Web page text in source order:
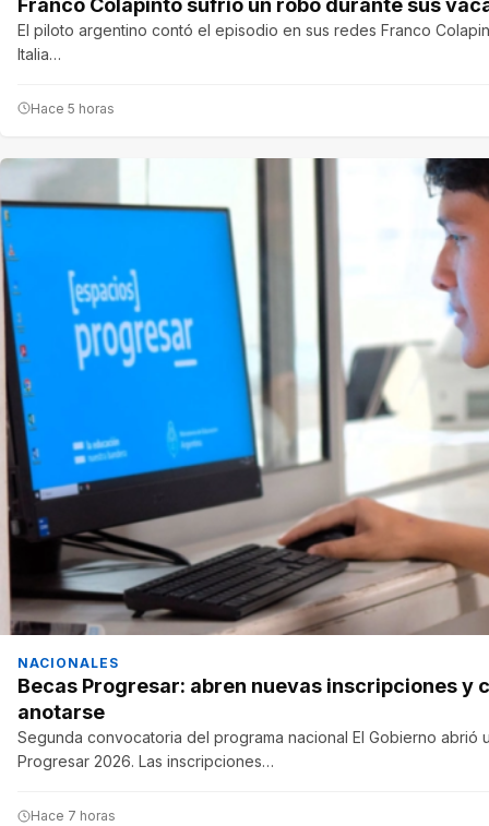
El piloto argentino contó el episodio en sus redes Franco
Italia…
Hace 5 horas
NACIONALES
Becas Progresar: abren nuevas inscripciones y
anotarse
Segunda convocatoria del programa nacional El Gobierno abrió
Progresar 2026. Las inscripciones…
Hace 7 horas